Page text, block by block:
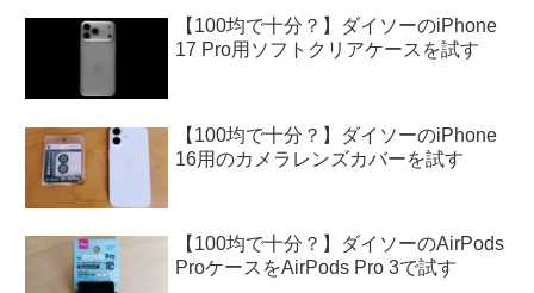
【100均で十分？】ダイソーのiPhone
17 Pro用ソフトクリアケースを試す
【100均で十分？】ダイソーのiPhone
16用のカメラレンズカバーを試す
【100均で十分？】ダイソーのAirPods
ProケースをAirPods Pro 3で試す